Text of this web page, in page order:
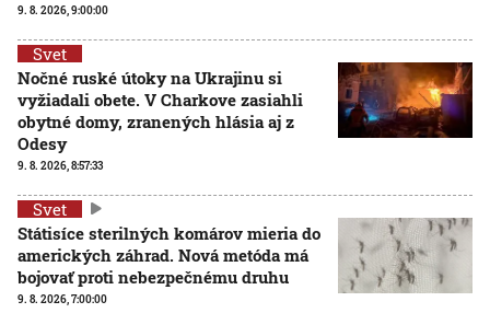
9. 8. 2026, 9:00:00
Svet
Nočné ruské útoky na Ukrajinu si
vyžiadali obete. V Charkove zasiahli
obytné domy, zranených hlásia aj z
Odesy
9. 8. 2026, 8:57:33
Svet
Státisíce sterilných komárov mieria do
amerických záhrad. Nová metóda má
bojovať proti nebezpečnému druhu
9. 8. 2026, 7:00:00